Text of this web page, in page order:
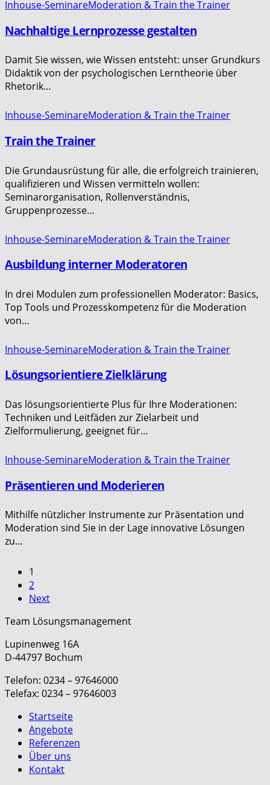
Inhouse-SeminareModeration & Train the Trainer
Nachhaltige Lernprozesse gestalten
Damit Sie wissen, wie Wissen entsteht: unser Grundkurs
Didaktik von der psychologischen Lerntheorie über
Rhetorik…
Inhouse-SeminareModeration & Train the Trainer
Train the Trainer
Die Grundausrüstung für alle, die erfolgreich trainieren,
qualifizieren und Wissen vermitteln wollen:
Seminarorganisation, Rollenverständnis,
Gruppenprozesse…
Inhouse-SeminareModeration & Train the Trainer
Ausbildung interner Moderatoren
In drei Modulen zum professionellen Moderator: Basics,
Top Tools und Prozesskompetenz für die Moderation
von…
Inhouse-SeminareModeration & Train the Trainer
Lösungsorientiere Zielklärung
Das lösungsorientierte Plus für Ihre Moderationen:
Techniken und Leitfäden zur Zielarbeit und
Zielformulierung, geeignet für…
Inhouse-SeminareModeration & Train the Trainer
Präsentieren und Moderieren
Mithilfe nützlicher Instrumente zur Präsentation und
Moderation sind Sie in der Lage innovative Lösungen
zu…
1
2
Next
Team Lösungsmanagement
Lupinenweg 16A
D-44797 Bochum
Telefon: 0234 – 97646000
Telefax: 0234 – 97646003
Startseite
Angebote
Referenzen
Über uns
Kontakt